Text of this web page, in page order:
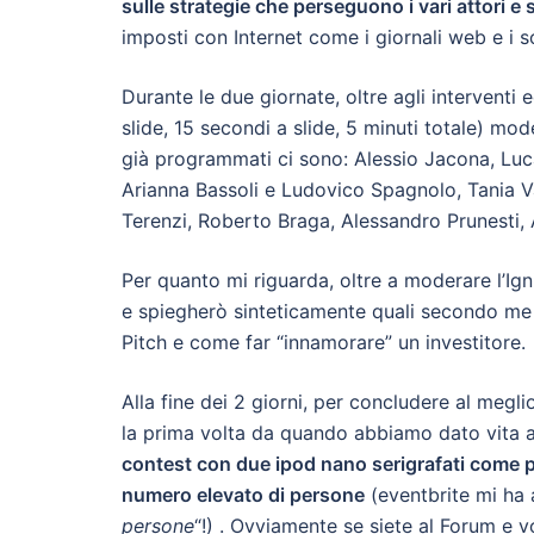
sulle strategie che perseguono i vari attori e
imposti con Internet come i giornali web e i
Durante le due giornate, oltre agli interventi
slide, 15 secondi a slide, 5 minuti totale)
già programmati ci sono: Alessio Jacona,
Arianna Bassoli e Ludovico Spagnolo, Tania
Terenzi, Roberto Braga, Alessandro
Per quanto mi riguarda, oltre a moderare
e spiegherò sinteticamente quali secondo
Pitch e come far “innamorare” un investitore.
Alla fine dei 2 giorni, per concludere al
la prima volta da quando abbiamo dato vita
contest con due ipod nano serigrafati
numero elevato di persone (eventbrite mi ha
persone“!) . Ovviamente se siete al Forum e